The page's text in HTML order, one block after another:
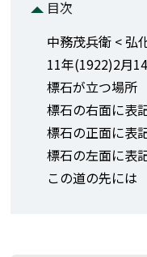
目次
中務茂兵衛 < 弘
11年(1922)2月
標石が立つ場所
標石の右面に表
標石の正面に表
標石の左面に表
この道の先には